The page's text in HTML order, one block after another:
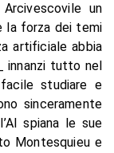
un
la forza dei temi
artificiale abbia
innanzi tutto nel
studiare e
sinceramente
spiana le sue
Montesquieu e